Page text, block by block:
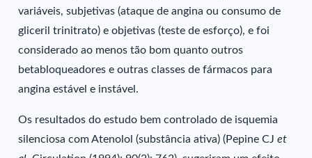
variáveis, subjetivas (ataque de angina ou consumo de
gliceril trinitrato) e objetivas (teste de esforço), e foi
considerado ao menos tão bom quanto outros
betabloqueadores e outras classes de fármacos para
angina estável e instável.
Os resultados do estudo bem controlado de isquemia
silenciosa com Atenolol (substância ativa) (Pepine CJ et